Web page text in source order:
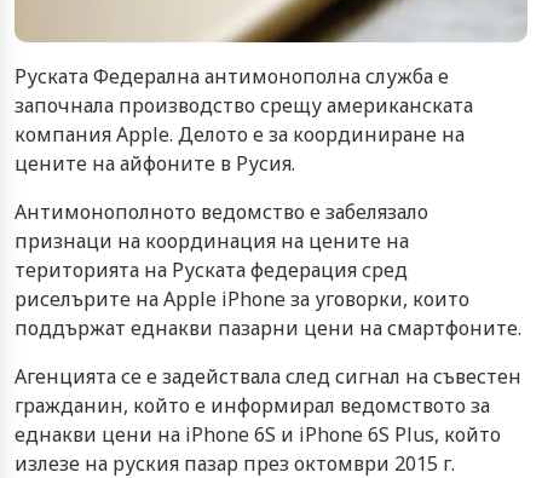
Руската Федерална антимонополна служба е
започнала производство срещу американската
компания Apple. Делото е за координиране на
цените на айфоните в Русия.
Антимонополното ведомство е забелязало
признаци на координация на цените на
територията на Руската федерация сред
риселърите на Apple iPhone за уговорки, които
поддържат еднакви пазарни цени на смартфоните.
Агенцията се е задействала след сигнал на съвестен
гражданин, който е информирал ведомството за
еднакви цени на iPhone 6S и iPhone 6S Plus, който
излезе на руския пазар през октомври 2015 г.